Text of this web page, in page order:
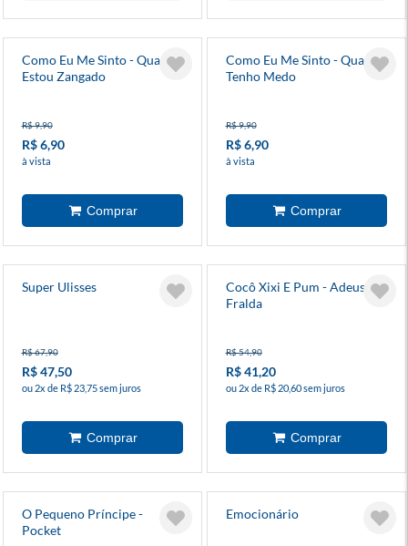
Como Eu Me Sinto - Quando
Estou Zangado
R$ 9,90
R$ 6,90
à vista
Como Eu Me Sinto - Quando
Tenho Medo
R$ 9,90
R$ 6,90
à vista
Super Ulisses
R$ 67,90
R$ 47,50
ou 2x de R$ 23,75 sem juros
Cocô Xixi E Pum - Adeus
Fralda
R$ 54,90
R$ 41,20
ou 2x de R$ 20,60 sem juros
O Pequeno Príncipe -
Pocket
Emocionário